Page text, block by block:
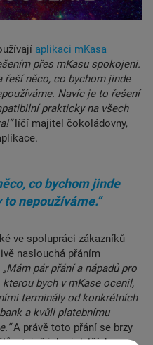
aplikaci mKasa
přes mKasu spokojeni.
řeší něco, co bychom jinde
Navíc je to řešení
prakticky na všech
líčí majitel čokoládovny,
co bychom jinde
nepoužíváme.“
ve spolupráci zákazníků
naslouchá přáním
„Mám pár přání a nápadů pro
bych v mKase ocenil,
terminály od konkrétních
a kvůli platebnímu
A právě toto přání se brzy
stejně jako i dalších